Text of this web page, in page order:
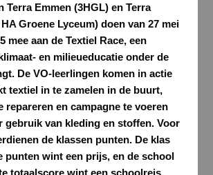
Terra Emmen (3HGL) en Terra
Groene Lyceum) doen van 27 mei
mee aan de Textiel Race, een
en milieueducatie onder de
De VO-leerlingen komen in actie
textiel in te zamelen in de buurt,
repareren en campagne te voeren
gebruik van kleding en stoffen. Voor
de klassen punten. De klas
punten wint een prijs, en de school